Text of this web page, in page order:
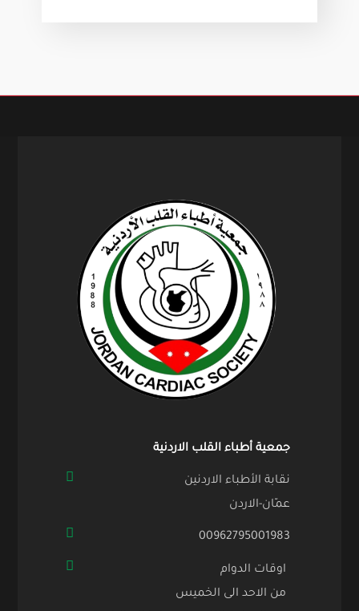
جمعية أطباء القلب الاردنية
نقابة الأطباء الاردنين
عمّان-الاردن
00962795001983
اوقات الدوام
من الاحد الى الخميس